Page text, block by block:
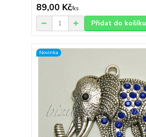
89,00 Kč/ks
Přidat do košíku
Novinka